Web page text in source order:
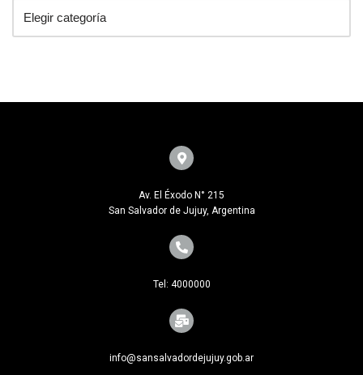
Av. El Éxodo N° 215
San Salvador de Jujuy, Argentina
Tel: 4000000
info@sansalvadordejujuy.gob.ar